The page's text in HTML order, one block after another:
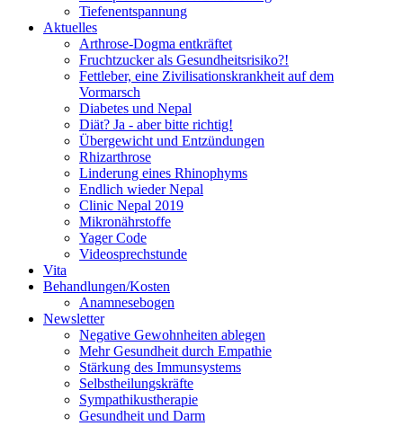
Tiefenentspannung
Aktuelles
Arthrose-Dogma entkräftet
Fruchtzucker als Gesundheitsrisiko?!
Fettleber, eine Zivilisationskrankheit auf dem
Vormarsch
Diabetes und Nepal
Diät? Ja - aber bitte richtig!
Übergewicht und Entzündungen
Rhizarthrose
Linderung eines Rhinophyms
Endlich wieder Nepal
Clinic Nepal 2019
Mikronährstoffe
Yager Code
Videosprechstunde
Vita
Behandlungen/Kosten
Anamnesebogen
Newsletter
Negative Gewohnheiten ablegen
Mehr Gesundheit durch Empathie
Stärkung des Immunsystems
Selbstheilungskräfte
Sympathikustherapie
Gesundheit und Darm